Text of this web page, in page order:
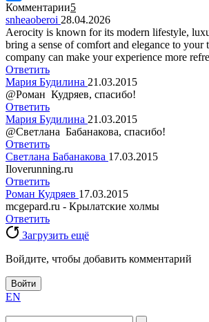
Комментарии5
snheaoberoi 28.04.2026
Aerocity is known for its modern lifestyle,
bring a sense of comfort and elegance to
company can make your experience more
Ответить
Мария Будилина 21.03.2015
@Роман Кудряев, спасибо!
Ответить
Мария Будилина 21.03.2015
@Светлана Бабанакова, спасибо!
Ответить
Светлана Бабанакова 17.03.2015
Iloverunning.ru
Ответить
Роман Кудряев 17.03.2015
mcgepard.ru - Крылатские холмы
Ответить
Загрузить ещё
Войдите, чтобы добавить комментарий
Войти
EN